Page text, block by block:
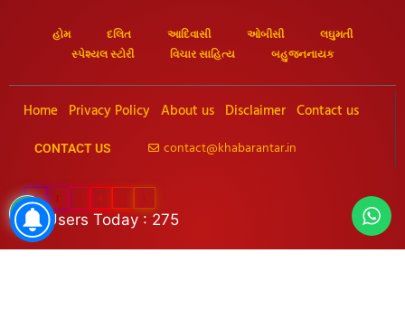
હોમ દલિત આદિવાસી ઓબીસી
લઘુમતી
સ્પેશ્યલ સ્ટોરી
વિચાર સાહિત્ય બહુજનનાયક
Home Privacy Policy About us Disclaimer Contact us
CONTACT US contact@khabarantar.in
1 2 4 3
Users Today : 275